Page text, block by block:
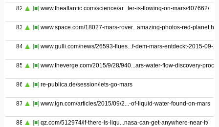
82 [■] www.theatlantic.com/science/ar...ter-is-flowing-on-mars/407662/
83 [■] www.space.com/18027-mars-rover...amazing-photos-red-
84 [■] www.gulli.com/news/26593-flues...f-dem-mars-entdeckt-2015-09-
85 [■] www.theverge.com/2015/9/28/940...ars-water-flow-discovery-proof
86 [■] re-publica.de/session/lets-go-mars
87 [■] www.ign.com/articles/2015/09/2...-of-liquid-water-found-on-mars
88 [■] qz.com/512974/if-there-is-liqu...nasa-can-get-anywhere-near-it/